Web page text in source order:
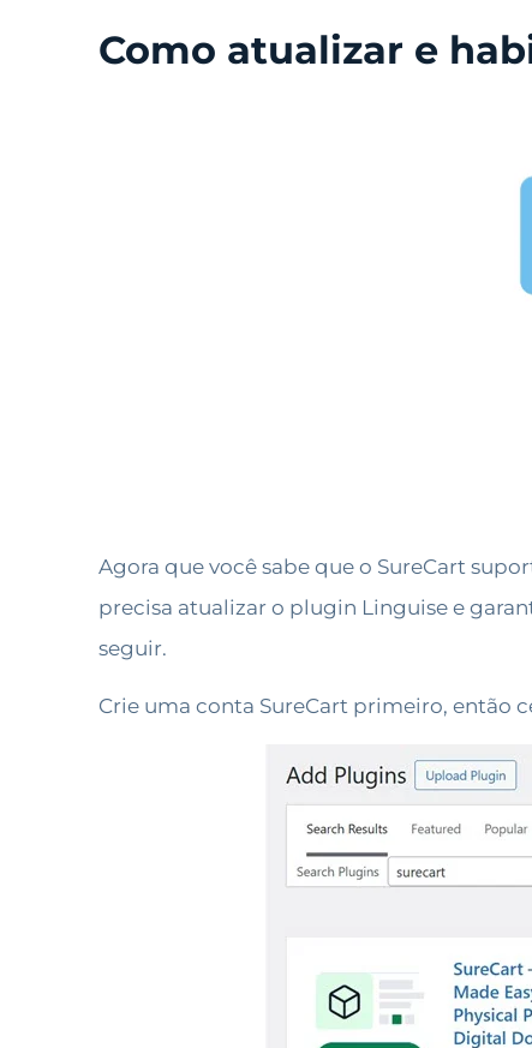
Como atualizar e
Agora que você sabe que o SureCart
precisa atualizar o plugin Linguise e
seguir.
Crie uma conta SureCart primeiro, então